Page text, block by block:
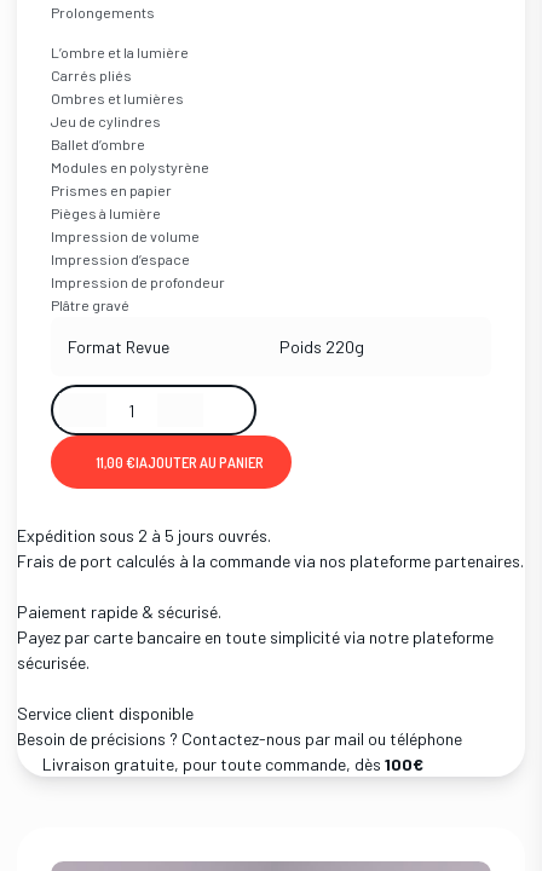
Prolongements
L’ombre et la lumière
Carrés pliés
Ombres et lumières
Jeu de cylindres
Ballet d’ombre
Modules en polystyrène
Prismes en papier
Pièges à lumière
Impression de volume
Impression d’espace
Impression de profondeur
Plâtre gravé
Format Revue Poids 220g
11,00 €|AJOUTER AU PANIER
Expédition sous 2 à 5 jours ouvrés.
Frais de port calculés à la commande via nos plateforme partenaires.
Paiement rapide & sécurisé.
Payez par carte bancaire en toute simplicité via notre plateforme
sécurisée.
Service client disponible
Besoin de précisions ? Contactez-nous par mail ou téléphone
Livraison gratuite, pour toute commande, dès 100€